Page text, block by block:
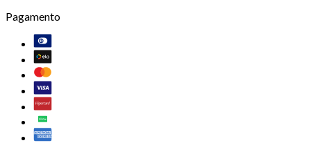
Pagamento